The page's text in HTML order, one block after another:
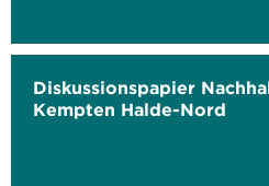
Diskussionspapier
Kempten Halde-Nord